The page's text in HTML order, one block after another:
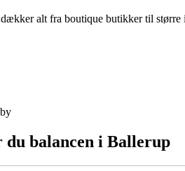
alt fra boutique butikker til
du balancen i Ballerup